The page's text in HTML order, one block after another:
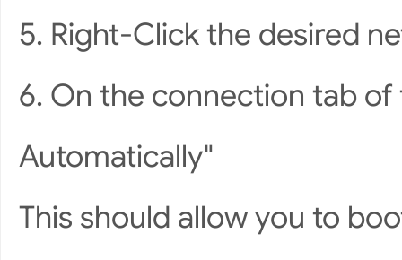
5. Right-Click the desired
6. On the connection tab
Automatically"
This should allow you to